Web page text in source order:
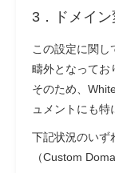
3．ドメイン
この設定に関し
疇外となってお
そのため、
ュメントにも特
下記状況のいず
（Custom